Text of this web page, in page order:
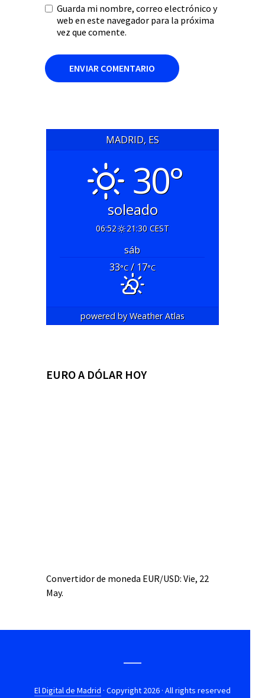
Guarda mi nombre, correo electrónico y
web en este navegador para la próxima
vez que comente.
MADRID, ES
30°
soleado
06:52 21:30 CEST
sáb
33°C/ 17°C
powered byWeather Atlas
EURO A DÓLAR HOY
Convertidor de moneda EUR/USD: Vie, 22
May.
El Digital de Madrid · Copyright 2026 · All rights reserved